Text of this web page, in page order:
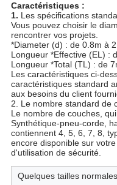
Caractéristiques :
1. Les spécifications
Vous pouvez choisir le
rencontrer vos projets.
*Diameter (d) : de 0.8m à
Longueur *Effective (EL) :
Longueur *Total (TL) : de
Les caractéristiques ci-
caractéristiques standard
aux besoins du client
2. Le nombre standard de
Le nombre de couches,
Synthétique-pneu-corde,
contiennent 4, 5, 6, 7, 8,
encore disponible sur
d'utilisation de sécurité.
Quelques tailles